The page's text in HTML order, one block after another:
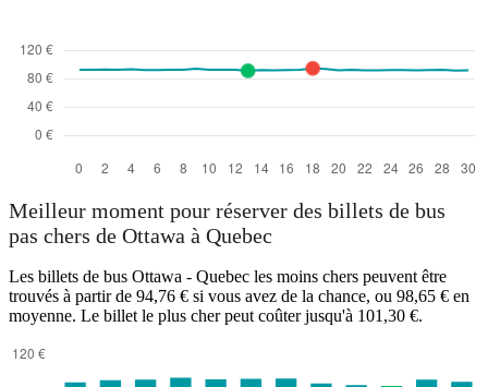
Meilleur moment pour réserver des billets de bus
pas chers de Ottawa à Quebec
Les billets de bus Ottawa - Quebec les moins chers peuvent être
trouvés à partir de 94,76 € si vous avez de la chance, ou 98,65 € en
moyenne. Le billet le plus cher peut coûter jusqu'à 101,30 €.